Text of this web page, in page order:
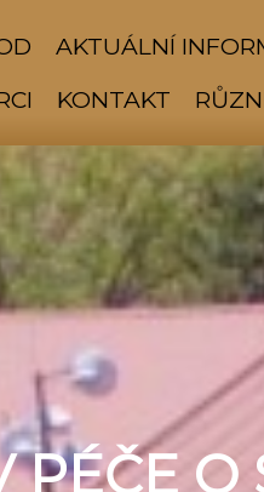
AKTUÁLNÍ
KONTAKT
PÉČE